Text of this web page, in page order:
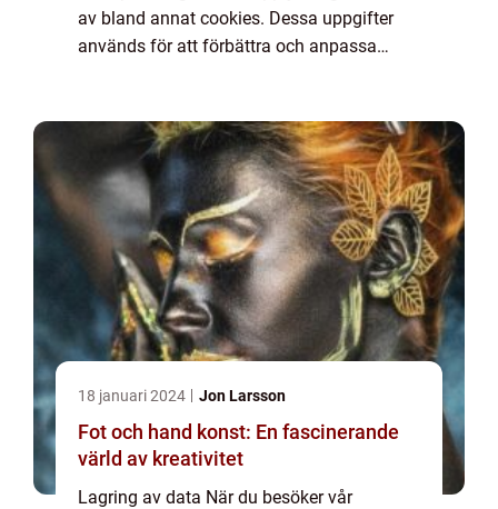
av bland annat cookies. Dessa uppgifter
används för att förbättra och anpassa
att vi...
18 januari 2024 Jon Larsson
Fot och hand konst: En fascinerande
värld av kreativitet
Lagring av data När du besöker vår